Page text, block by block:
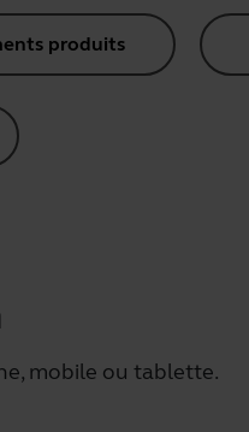
produits
mobile ou tablette.